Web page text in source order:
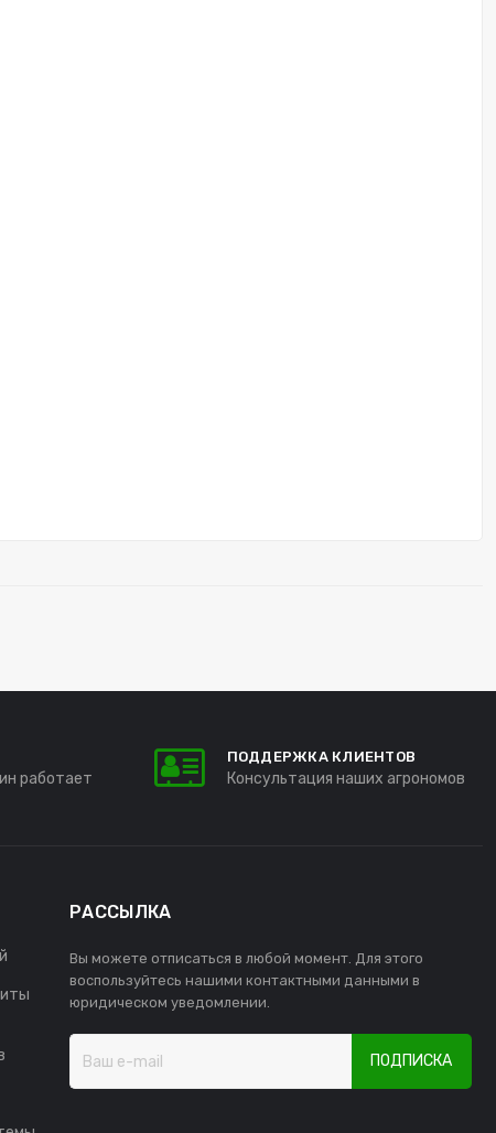
работает
ПОДДЕРЖКА КЛИЕНТОВ
Консультация наших агрономов
РАССЫЛКА
Вы можете отписаться в любой момент. Для этого
воспользуйтесь нашими контактными данными в
юридическом уведомлении.
ПОДПИСКА